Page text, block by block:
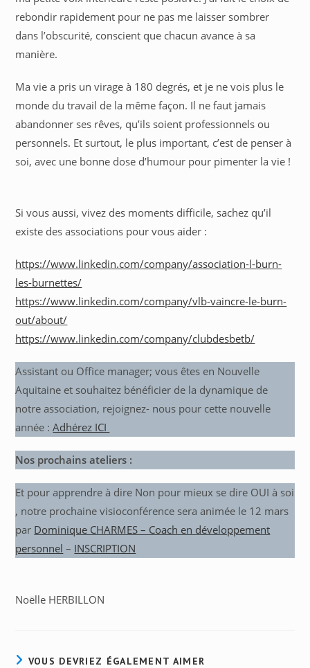
rebondir rapidement pour ne pas me laisser sombrer
dans l’obscurité, conscient que chacun avance à sa
manière.
Ma vie a pris un virage à 180 degrés, et je ne vois plus le
monde du travail de la même façon. Il ne faut jamais
abandonner ses rêves, qu’ils soient professionnels ou
personnels. Et surtout, le plus important, c’est de penser à
soi, avec une bonne dose d’humour pour pimenter la vie !
Si vous aussi, vivez des moments difficile, sachez qu’il
existe des associations pour vous aider :
https://www.linkedin.com/company/association-l-burn-
les-burnettes/
https://www.linkedin.com/company/vlb-vaincre-le-burn-
out/about/
https://www.linkedin.com/company/clubdesbetb/
Assistant ou Office manager; vous êtes en Nouvelle
Aquitaine et souhaitez bénéficier de la dynamique de
notre association, rejoignez- nous pour cette nouvelle
année :Adhérez ICI
Nos prochains ateliers :
Et pour apprendre à dire Non pour mieux se dire OUI à soi
, notre prochaine visioconférence sera animée le 12 mars
par Dominique CHARMES – Coach en développement
personnel – INSCRIPTION
Noëlle HERBILLON
VOUS DEVRIEZ ÉGALEMENT AIMER